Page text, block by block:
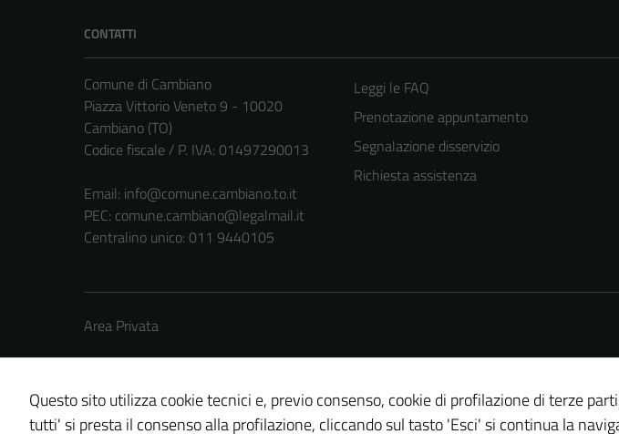
CONTATTI
Comune di Cambiano
Piazza Vittorio Veneto 9 - 10020
Cambiano (TO)
Codice fiscale / P. IVA: 01497290013
Email: info@comune.cambiano.to.it
PEC: comune.cambiano@legalmail.it
Centralino unico: 011 9440105
Leggi le FAQ
Prenotazione appuntamento
Segnalazione disservizio
Richiesta assistenza
Area Privata
Questo sito utilizza cookie tecnici e, previo consenso, cookie di profilazione di terze
tutti' si presta il consenso alla profilazione, cliccando sul tasto 'Esci' si continua la